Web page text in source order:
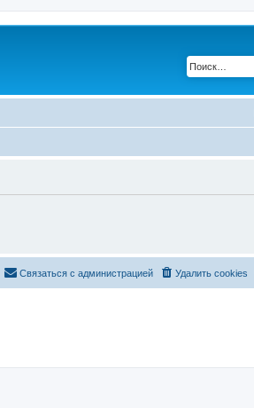
Удалить cookies
Связаться с администрацией